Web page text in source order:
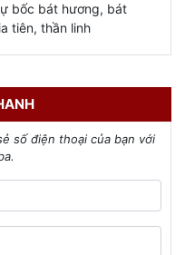
bốc bát hương, bát
tiên, thần linh
số điện thoại của bạn với